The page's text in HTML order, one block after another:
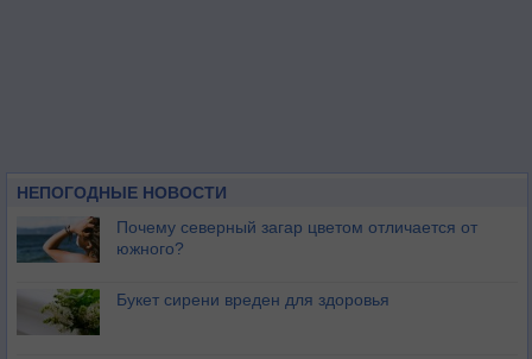
НЕПОГОДНЫЕ НОВОСТИ
Почему северный загар цветом отличается от
южного?
Букет сирени вреден для здоровья